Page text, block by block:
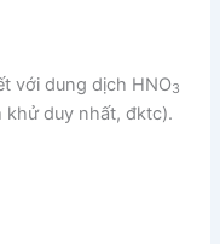
với dung dịch HNO3
khử duy nhất, đktc).